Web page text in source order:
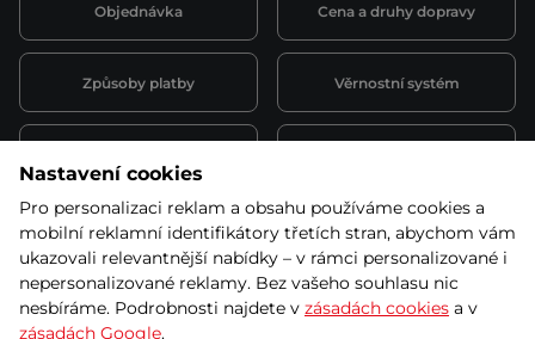
Objednávka Cena a druhy dopravy
Způsoby platby Věrnostní systém
Půjčovna
obchodní podmínky
Kariéra
Nastavení cookies
Pro personalizaci reklam a obsahu používáme cookies a
mobilní reklamní identifikátory třetích stran, abychom vám
ukazovali relevantnější nabídky – v rámci personalizované i
nepersonalizované reklamy. Bez vašeho souhlasu nic
nesbíráme. Podrobnosti najdete v zásadách cookies a v
zásadách Google.